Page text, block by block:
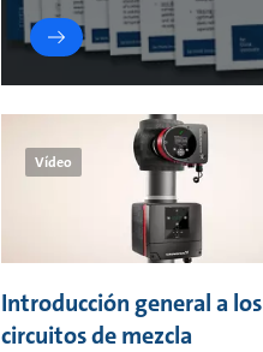
Vídeo
Introducción general a los
circuitos de mezcla